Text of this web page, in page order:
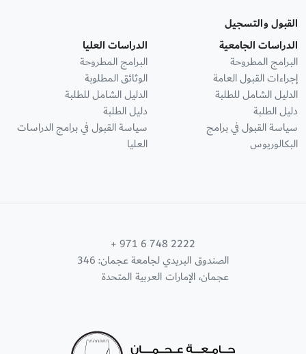
القبول والتسجيل
الدراسات الجامعية
البرامج المطروحة
إجراءات القبول العامة
الدليل الشامل للطلبة
دليل الطلبة
سياسة القبول في برامج
البكالوريوس
الدراسات العليا
البرامج المطروحة
الوثائق المطلوبة
الدليل الشامل للطلبة
دليل الطلبة
سياسة القبول في برامج الدراسات
العليا
+ 971 6 748 2222
الصندوق البريدي لجامعة عجمان: 346
عجمان، الإمارات العربية المتحدة